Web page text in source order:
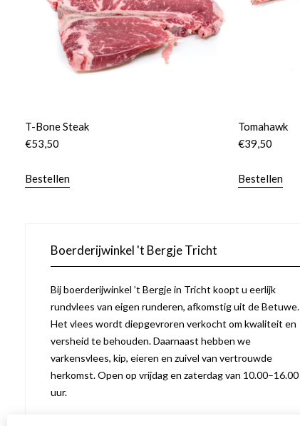
T-Bone Steak
€53,50
Bestellen
Tomahawk
€39,50
Bestellen
Boerderijwinkel 't Bergje Tricht
Bij boerderijwinkel ’t Bergje in Tricht koopt u eerlijk
rundvlees van eigen runderen, afkomstig uit de Betuwe.
Het vlees wordt diepgevroren verkocht om kwaliteit en
versheid te behouden. Daarnaast hebben we
varkensvlees, kip, eieren en zuivel van vertrouwde
herkomst. Open op vrijdag en zaterdag van 10.00–16.00
uur.